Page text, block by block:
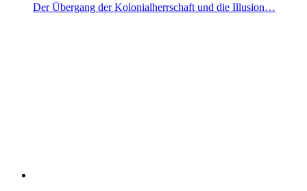
Der Übergang der Kolonialherrschaft und die Illusion…